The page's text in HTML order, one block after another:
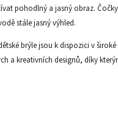
pohodlný a jasný obraz.
stále jasný výhled.
brýle jsou k dispozici v
a kreativních designů, díky